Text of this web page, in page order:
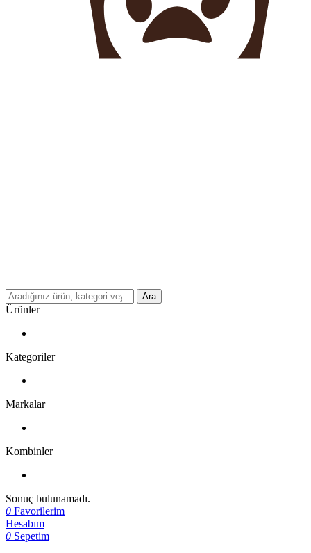
Ara
Ürünler
Kategoriler
Markalar
Kombinler
Sonuç bulunamadı.
0 Favorilerim
Hesabım
0 Sepetim